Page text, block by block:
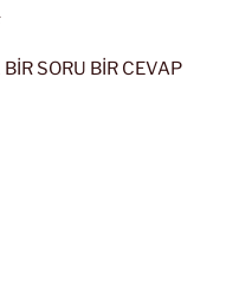
SORU BİR CEVAP